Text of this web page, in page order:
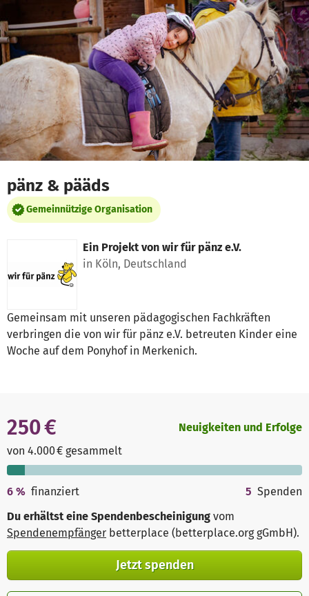
Zum Hauptinhalt springen
Erklärung zur Barrierefreiheit anzeigen
pänz & pääds
Gemeinnützige Organisation
Ein Projekt von wir für pänz e.V.
in Köln, Deutschland
Gemeinsam mit unseren pädagogischen Fachkräften
verbringen die von wir für pänz e.V. betreuten Kinder eine
Woche auf dem Ponyhof in Merkenich.
250 €
von 4.000 € gesammelt
Neuigkeiten und Erfolge
6 % finanziert 5 Spenden
Du erhältst eine Spendenbescheinigung vom
Spendenempfänger betterplace (betterplace.org gGmbH).
Jetzt spenden